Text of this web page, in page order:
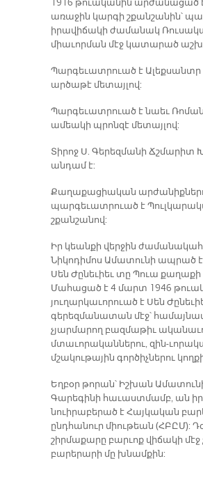
1916 թուականին արժանացած
առաջին կարգի շքանշանին՝
իրավիճակի ժամանակ
միաւորման մէջ կատարած
Պարգեւատրուած է Ալեքսանտր
արծաթէ մետայլով:
Պարգեւատրուած է նաեւ
ամեակի պրոնզէ մետայլով:
Տիրոջ Ս. Գերեզմանի Ճշմարիտ
անդամ է:
Քաղաքացիական
պարգեւատրուած է
շքանշանով:
Իր կեանքի վերջին
Նիկոդիմոս Ամատունի ապրած
Սեն Ժընեւիեւ տը Պուա
Մահացած է 4 մարտ 1946
յուղարկաւորուած է Սեն
գերեզմանատան մէջ՝
չյարմարող բազմաթիւ
մտաւորականներու, զին-
մշակութային գործիչներու
Եղբօր թորան՝ Իշխան
Գարեգինի հաւաստմամբ, ան իր
նուիրաբերած է Հայկական
ընդհանուր միութեան
շիրմաքարը բարւոք վիճակի մէջ
բարերարի մը խնամքին: